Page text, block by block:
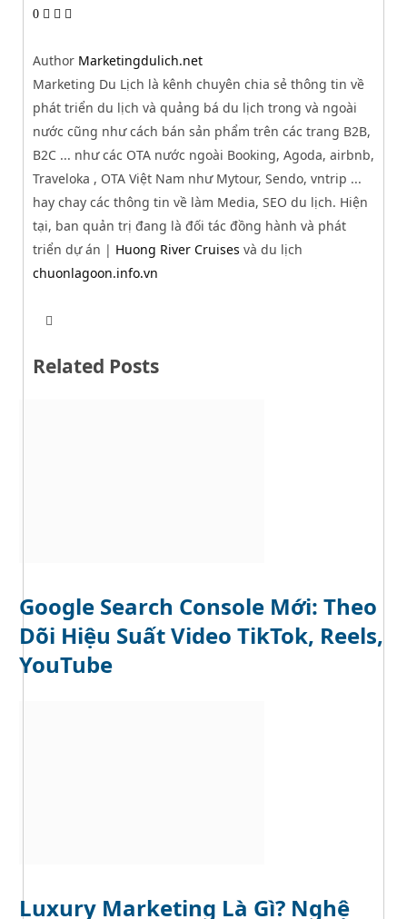
0
Author Marketingdulich.net
Marketing Du Lịch là kênh chuyên chia sẻ thông tin về
phát triển du lịch và quảng bá du lịch trong và ngoài
nước cũng như cách bán sản phẩm trên các trang B2B,
B2C ... như các OTA nước ngoài Booking, Agoda, airbnb,
Traveloka , OTA Việt Nam như Mytour, Sendo, vntrip ...
hay chay các thông tin về làm Media, SEO du lịch. Hiện
tại, ban quản trị đang là đối tác đồng hành và phát
triển dự án | Huong River Cruises và du lịch
chuonlagoon.info.vn
t
Related Posts
Google Search Console Mới: Theo
Dõi Hiệu Suất Video TikTok, Reels,
YouTube
Luxury Marketing Là Gì? Nghệ